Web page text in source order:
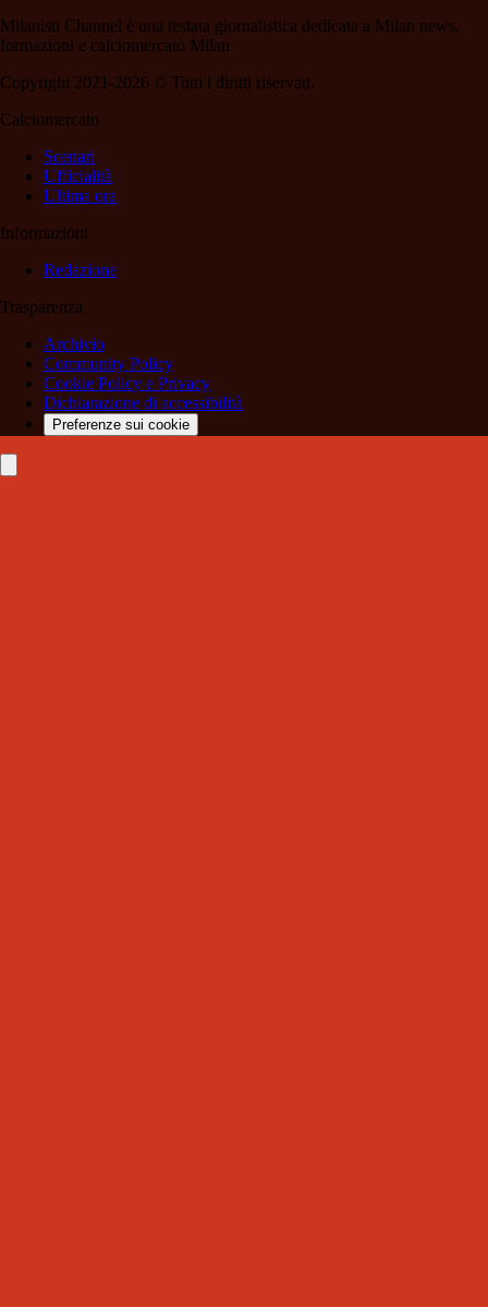
Milanisti Channel è una testata giornalistica dedicata a Milan news,
formazioni e calciomercato Milan
Copyright 2021-2026 © Tutti i diritti riservati.
Calciomercato
Scenari
Ufficialità
Ultima ora
Informazioni
Redazione
Trasparenza
Archivio
Community Policy
Cookie Policy e Privacy
Dichiarazione di accessibilità
Preferenze sui cookie